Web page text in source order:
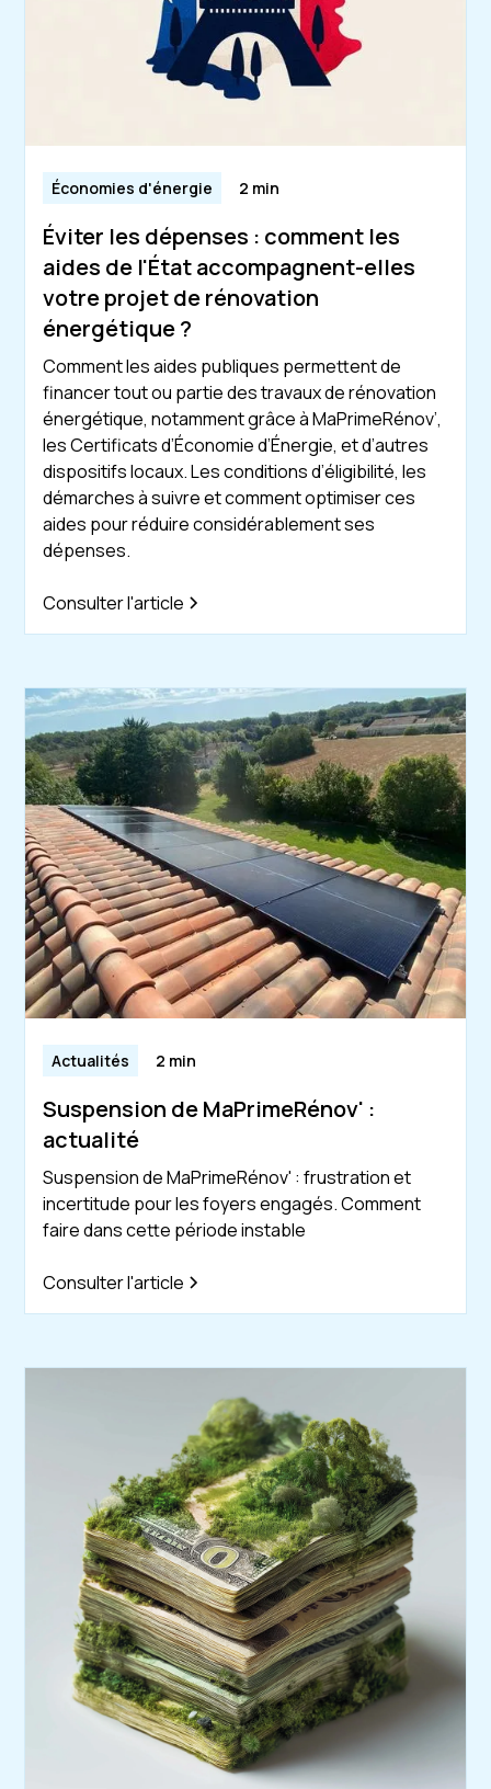
Économies d'énergie 2 min
Éviter les dépenses : comment les
aides de l'État accompagnent-elles
votre projet de rénovation
énergétique ?
Comment les aides publiques permettent de
financer tout ou partie des travaux de rénovation
énergétique, notamment grâce à MaPrimeRénov’,
les Certificats d’Économie d’Énergie, et d’autres
dispositifs locaux. Les conditions d’éligibilité, les
démarches à suivre et comment optimiser ces
aides pour réduire considérablement ses
dépenses.
Consulter l'article
Actualités 2 min
Suspension de MaPrimeRénov' :
actualité
Suspension de MaPrimeRénov' : frustration et
incertitude pour les foyers engagés. Comment
faire dans cette période instable
Consulter l'article